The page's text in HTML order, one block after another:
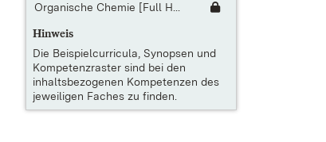
Organische Chemie [Full H...
Hinweis
Die Beispielcurricula, Synopsen und
Kompetenzraster sind bei den
inhaltsbezogenen Kompetenzen des
jeweiligen Faches zu finden.